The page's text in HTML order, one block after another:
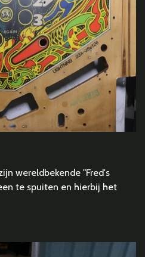
wereldbekende "Fred's
te spuiten en hierbij het